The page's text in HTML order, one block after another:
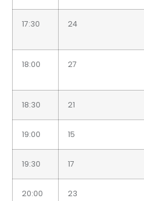
17:30 24
18:00 27
18:30 21
19:00 15
19:30 17
20:00 23